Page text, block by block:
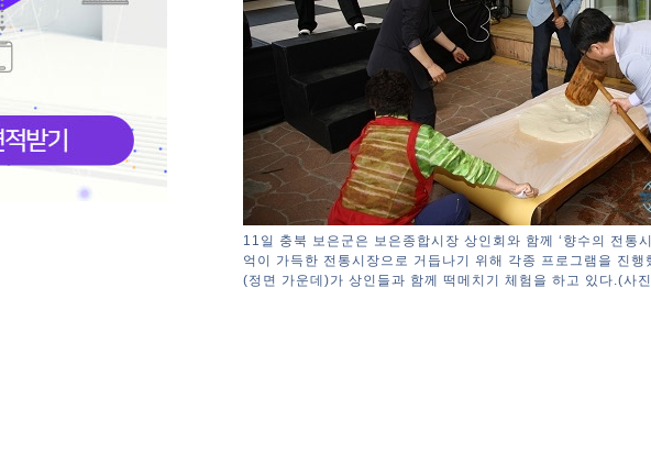
11일 충북 보은군은 보은종합시장 상인회와 함께 ‘향수의 전통
억이 가득한 전통시장으로 거듭나기 위해 각종 프로그램을 진
(정면 가운데)가 상인들과 함께 떡메치기 체험을 하고 있다.(사